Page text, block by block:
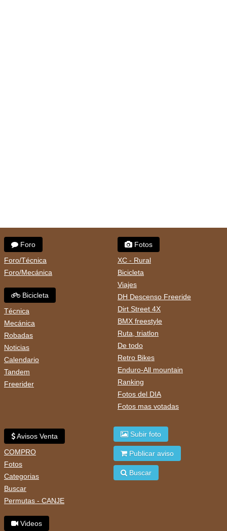
Foro
Foro/Técnica
Foro/Mecánica
Bicicleta
Técnica
Mecánica
Robadas
Noticias
Calendario
Tandem
Freerider
Fotos
XC - Rural
Bicicleta
Viajes
DH Descenso Freeride
Dirt Street 4X
BMX freestyle
Ruta, triatlon
De todo
Retro Bikes
Enduro-All mountain
Ranking
Fotos del DIA
Fotos mas votadas
Avisos Venta
COMPRO
Fotos
Categorias
Buscar
Permutas - CANJE
Videos
Subir foto
Publicar aviso
Buscar